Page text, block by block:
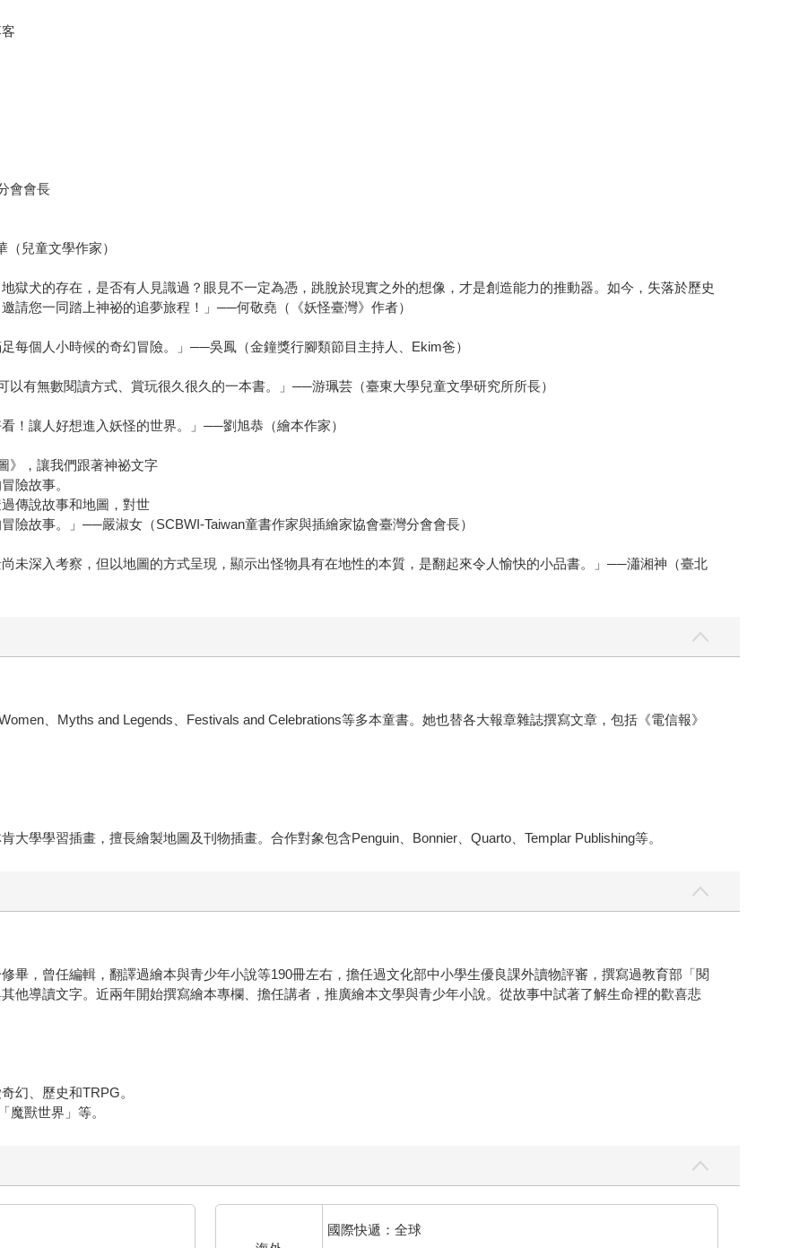
會會長
兒童文學作家）
獄犬的存在，是否有人見識過？眼見不一定為憑，跳脫於現實之外的想像，才是創造能力的推動器。如今，失落於歷史
請您一同踏上神祕的追夢旅程！」──何敬堯（《妖怪臺灣》作者）
每個人小時候的奇幻冒險。」──吳鳳（金鐘獎行腳類節目主持人、Ekim爸）
以有無數閱讀方式、賞玩很久很久的一本書。」──游珮芸（臺東大學兒童文學研究所所長）
！讓人好想進入妖怪的世界。」──劉旭恭（繪本作家）
》，讓我們跟著神祕文字
險故事。
傳說故事和地圖，對世
險故事。」──嚴淑女（SCBWI-Taiwan童書作家與插繪家協會臺灣分會會長）
未深入考察，但以地圖的方式呈現，顯示出怪物具有在地性的本質，是翻起來令人愉快的小品書。」──瀟湘神（臺北
、Myths and Legends、Festivals and Celebrations等多本童書。她也替各大報章雜誌撰寫文章，包括《電信報》
大學學習插畫，擅長繪製地圖及刊物插畫。合作對象包含Penguin、Bonnier、Quarto、Templar Publishing等。
畢，曾任編輯，翻譯過繪本與青少年小說等190冊左右，擔任過文化部中小學生優良課外讀物評審，撰寫過教育部「閱
他導讀文字。近兩年開始撰寫繪本專欄、擔任講者，推廣繪本文學與青少年小說。從故事中試著了解生命裡的歡喜悲
幻、歷史和TRPG。
魔獸世界」等。
國際快遞：全球